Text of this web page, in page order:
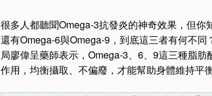
很多人都聽聞Omega-3抗發炎的神奇效果，但你
還有Omega-6與Omega-9，到底這三者有何不
局廖偉呈藥師表示，Omega-3、6、9這三種脂
作用，均衡攝取、不偏廢，才能幫助身體維持平